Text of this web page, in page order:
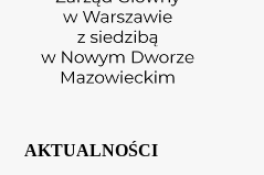
AKTUALNOŚCI